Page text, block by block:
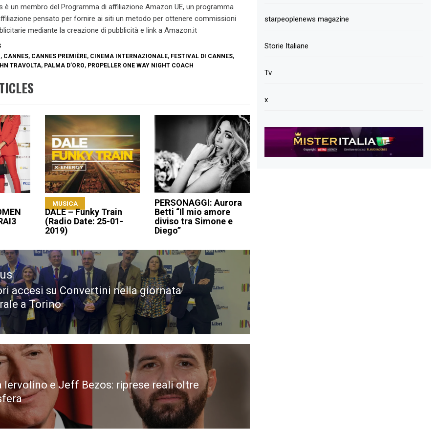
è un membro del Programma di affiliazione Amazon UE, un programma
pensato per fornire ai siti un metodo per ottenere commissioni
mediante la creazione di pubblicità e link a Amazon.it
, CANNES, CANNES PREMIÈRE, CINEMA INTERNAZIONALE, FESTIVAL DI CANNES,
TRAVOLTA, PALMA D’ORO, PROPELLER ONE WAY NIGHT COACH
MUSICA
DALE – Funky Train
(Radio Date: 25-01-
2019)
PERSONAGGI: Aurora
Betti “Il mio amore
diviso tra Simone e
Diego”
accesi su Convertini nella giornata
a Torino
Iervolino e Jeff Bezos: riprese reali oltre
starpeoplenews magazine
Storie Italiane
Tv
x